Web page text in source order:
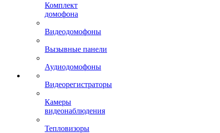
Комплект
домофона
Видеодомофоны
Вызывные панели
Аудиодомофоны
Видеорегистраторы
Камеры
видеонаблюдения
Тепловизоры